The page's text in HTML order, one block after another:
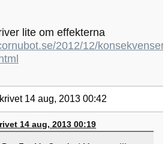
lite om effekterna
2012/12/konsekvenser-
14 aug, 2013 00:42
14 aug, 2013 00:19